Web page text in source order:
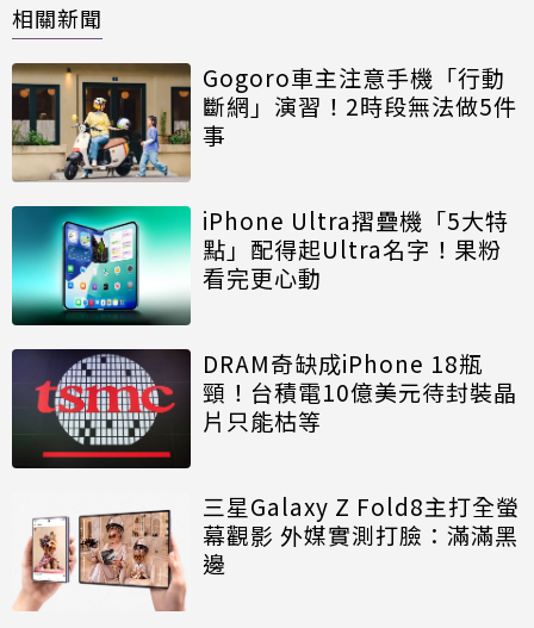
相關新聞
Gogoro車主注意手機「行動
斷網」演習！2時段無法做5件
事
iPhone Ultra摺疊機「5大特
點」配得起Ultra名字！果粉
看完更心動
DRAM奇缺成iPhone 18瓶
頸！台積電10億美元待封裝晶
片只能枯等
三星Galaxy Z Fold8主打全螢
幕觀影 外媒實測打臉：滿滿黑
邊